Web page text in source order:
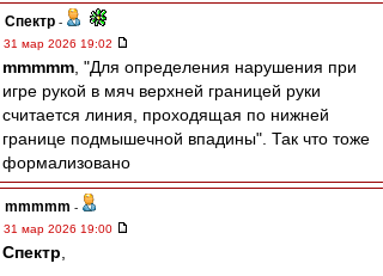
Спектр -
31 мар 2026 19:02
mmmmm , "Для определения нарушения при
игре рукой в мяч верхней границей руки
считается линия, проходящая по нижней
границе подмышечной впадины". Так что тоже
формализовано
mmmmm -
31 мар 2026 19:00
Спектр